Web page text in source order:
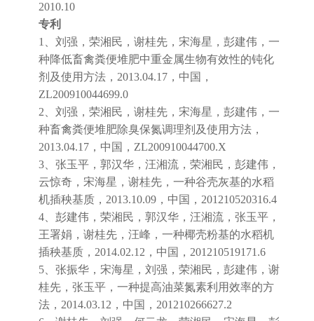
2010.10
专利
1、刘强，荣湘民，谢桂先，宋海星，彭建伟，一
种降低畜禽粪便堆肥中重金属生物有效性的钝化
剂及使用方法，2013.04.17，中国，
ZL200910044699.0
2、刘强，荣湘民，谢桂先，宋海星，彭建伟，一
种畜禽粪便堆肥除臭保氮调理剂及使用方法，
2013.04.17，中国，ZL200910044700.X
3、张玉平，郭汉华，汪湘流，荣湘民，彭建伟，
云惊奇，宋海星，谢桂先，一种谷壳灰基的水稻
机插秧基质，2013.10.09，中国，201210520316.4
4、彭建伟，荣湘民，郭汉华，汪湘流，张玉平，
王署娟，谢桂先，汪峰，一种椰壳粉基的水稻机
插秧基质，2014.02.12，中国，201210519171.6
5、张振华，宋海星，刘强，荣湘民，彭建伟，谢
桂先，张玉平，一种提高油菜氮素利用效率的方
法，2014.03.12，中国，201210266627.2